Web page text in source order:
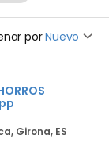
porNuevo
Girona, ES